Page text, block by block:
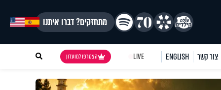
מתחזקים? דברו איתנו
צור קשר ENGLISH
LIVE הצטרפו למועדון